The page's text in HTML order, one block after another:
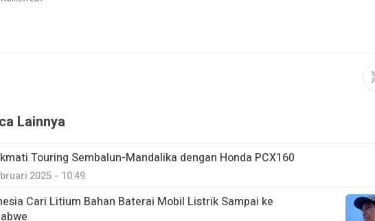
Lainnya
Touring Sembalun-Mandalika dengan Honda PCX160
2025 - 10:49
Cari Litium Bahan Baterai Mobil Listrik Sampai ke